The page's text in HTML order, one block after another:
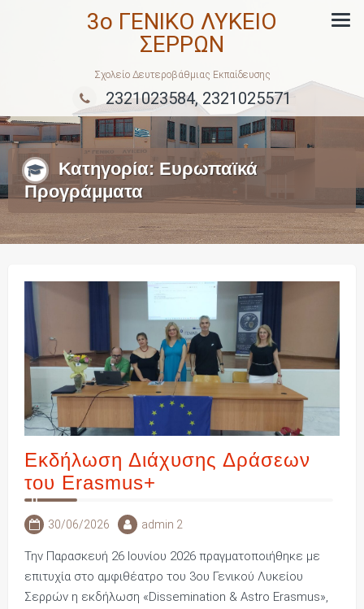
3ο ΓΕΝΙΚΟ ΛΥΚΕΙΟ
ΣΕΡΡΩΝ
Σχολείο Δευτεροβάθμιας Εκπαίδευσης
2321023584, 2321025571
Κατηγορία: Ευρωπαϊκά
Προγράμματα
Εκδήλωση Διάχυσης Δράσεων
του Erasmus+
30/06/2026 admin 2
Την Παρασκευή 26 Ιουνίου 2026 πραγματοποιήθηκε με
επιτυχία στο αμφιθέατρο του 3ου Γενικού Λυκείου
Σερρών η εκδήλωση «Dissemination & Astro Erasmus»,